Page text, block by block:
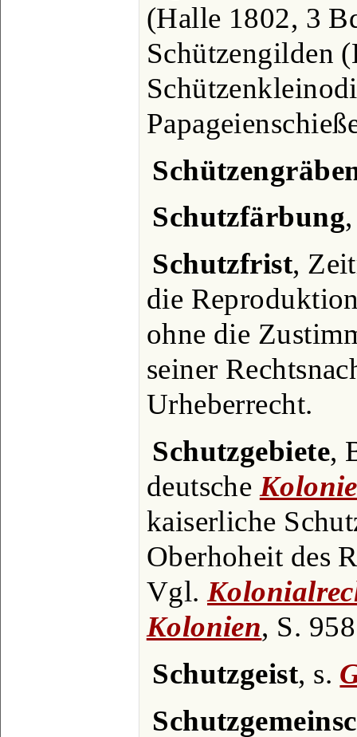
(Halle 1802, 3
Schützengilden
Schutzfärbung
Schutzfrist,
die
ohne die
seiner
Urheberrecht.
Schutzgebiete,
deutsche
kaiserliche
Oberhoheit des
Vgl.
Kolonien, S.
Schutzgeist, s.